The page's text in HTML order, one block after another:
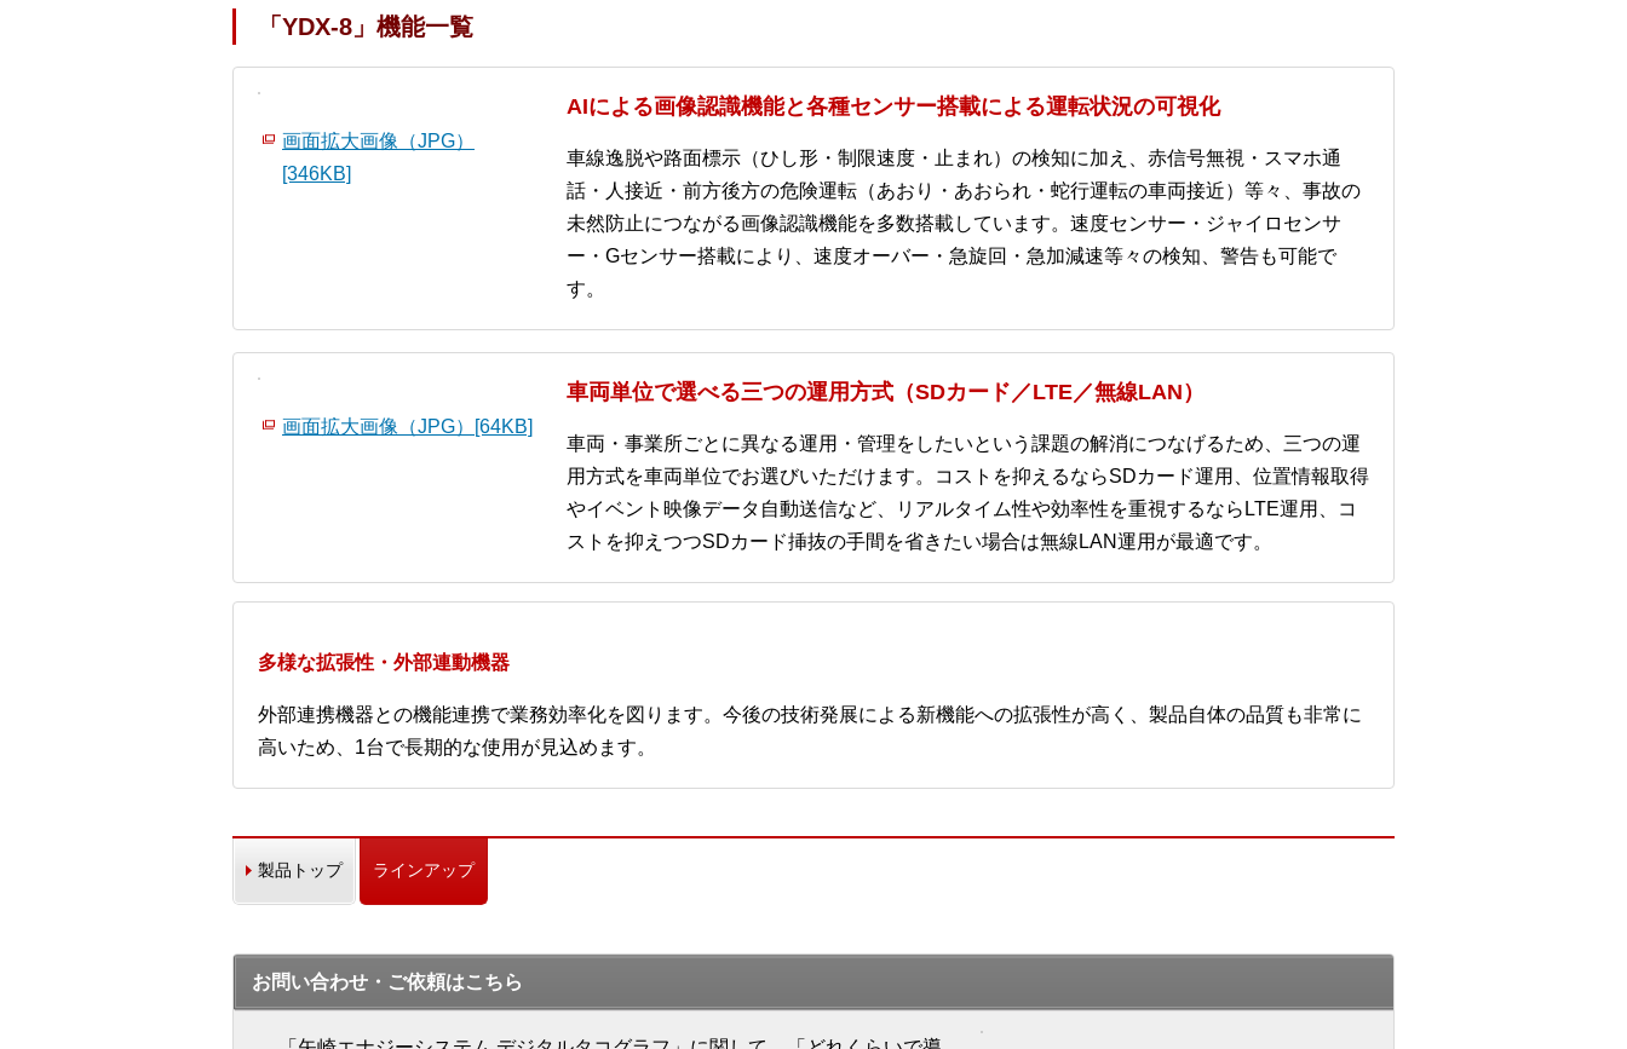
「YDX-8」機能一覧
画面拡大画像（JPG）
[346KB]
AIによる画像認識機能と各種センサー搭載による運転状況の可視化
車線逸脱や路面標示（ひし形・制限速度・止まれ）の検知に加え、赤信号無視・スマホ通
話・人接近・前方後方の危険運転（あおり・あおられ・蛇行運転の車両接近）等々、事故の
未然防止につながる画像認識機能を多数搭載しています。速度センサー・ジャイロセンサ
ー・Gセンサー搭載により、速度オーバー・急旋回・急加減速等々の検知、警告も可能で
す。
画面拡大画像（JPG）[64KB]
車両単位で選べる三つの運用方式（SDカード／LTE／無線LAN）
車両・事業所ごとに異なる運用・管理をしたいという課題の解消につなげるため、三つの運
用方式を車両単位でお選びいただけます。コストを抑えるならSDカード運用、位置情報取得
やイベント映像データ自動送信など、リアルタイム性や効率性を重視するならLTE運用、コ
ストを抑えつつSDカード挿抜の手間を省きたい場合は無線LAN運用が最適です。
多様な拡張性・外部連動機器
外部連携機器との機能連携で業務効率化を図ります。今後の技術発展による新機能への拡張性が高く、製品自体の品質も非常に
高いため、1台で長期的な使用が見込めます。
製品トップ ラインアップ
お問い合わせ・ご依頼はこちら